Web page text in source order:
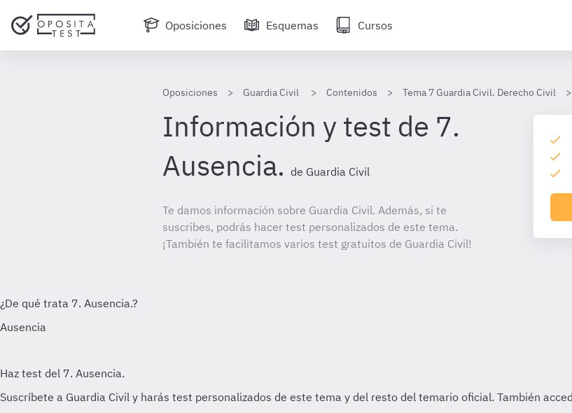
Oposiciones Esquemas Cursos
Oposiciones Guardia Civil Contenidos Tema 7 Guardia Civil. Derecho Civil
Información y test de 7.
Ausencia. de Guardia Civil
Te damos información sobre Guardia Civil. Además, si te
suscribes, podrás hacer test personalizados de este tema.
¡También te facilitamos varios test gratuitos de Guardia Civil!